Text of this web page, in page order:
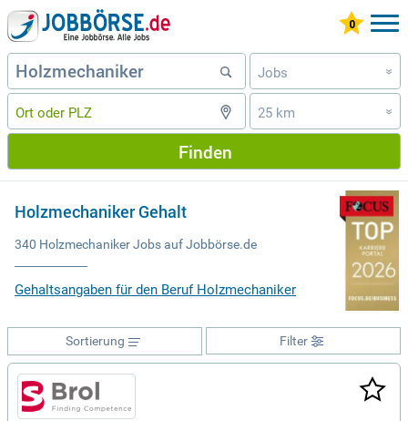
Jobs »
25 km »
Finden
Holzmechaniker Gehalt
340 Holzmechaniker Jobs auf Jobbörse.de
Gehaltsangaben für den Beruf Holzmechaniker
Filter
Sortierung